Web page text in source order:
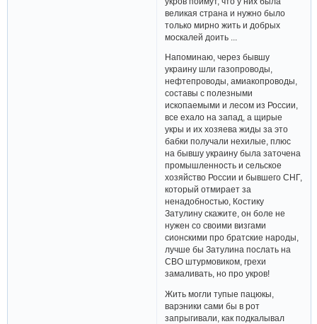
великая страна и нужно было
только мирно жить и добрых
москалей доить ...
Напоминаю, через бывшу
украину шли газопроводы,
нефтепроводы, амиакопроводы,
составы с полезными
ископаемыми и лесом из России,
все ехало на запад, а щирые
укры и их хозяева жиды за это
бабки получали нехилые, плюс
на бывшу украину была заточена
промышленность и сельское
хозяйство России и бывшего СНГ,
который отмирает за
ненадобностью, Костику
Затулину скажите, он боле не
нужен со своими визгами
сионскими про братские народы,
лучше бы Затулина послать на
СВО штурмовиком, грехи
замаливать, но про укров!
Жить могли тупые пацюкы,
варэники сами бы в рот
запрыгивали, как подкалывал